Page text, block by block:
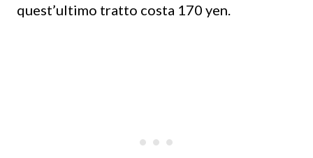
quest’ultimo tratto costa 170 yen.